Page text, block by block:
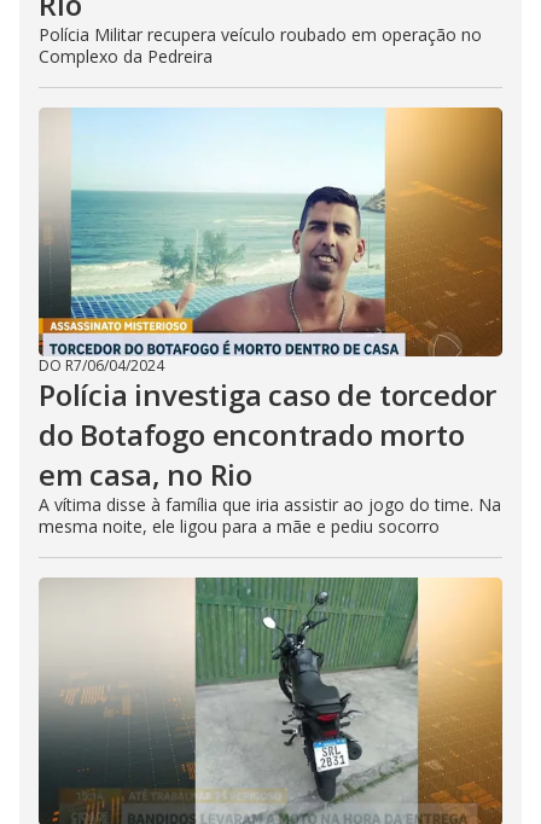
Polícia Militar recupera veículo roubado em operação no
Complexo da Pedreira
DO R7/06/04/2024
Polícia investiga caso de torcedor
do Botafogo encontrado morto
em casa, no Rio
A vítima disse à família que iria assistir ao jogo do time. Na
mesma noite, ele ligou para a mãe e pediu socorro